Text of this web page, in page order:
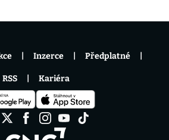
Inzerce Předplatné
RSS Kariéra